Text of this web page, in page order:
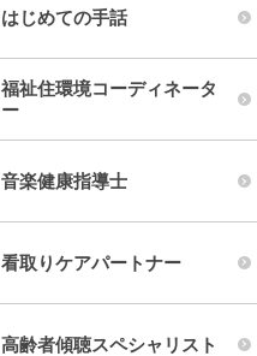
はじめての手話
福祉住環境コーディネータ
ー
音楽健康指導士
看取りケアパートナー
高齢者傾聴スペシャリスト